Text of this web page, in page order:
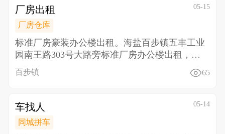
厂房出租 05-15
厂房仓库
标准厂房豪装办公楼出租。海盐百步镇五丰工业
园南王路303号大路旁标准厂房办公楼出租，三
楼面积2300
百步镇 65
车找人 05-14
同城拼车